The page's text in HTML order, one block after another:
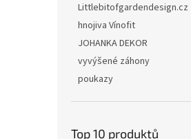
Littlebitofgardendesign.cz
hnojiva Vínofit
JOHANKA DEKOR
vyvýšené záhony
poukazy
Top 10 produktů